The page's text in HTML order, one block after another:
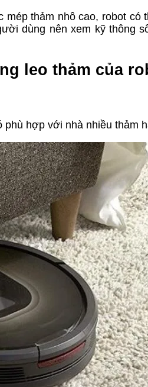
thảm nhô cao, robot có
dùng nên xem kỹ thông
leo thảm của
hợp với nhà nhiều thảm